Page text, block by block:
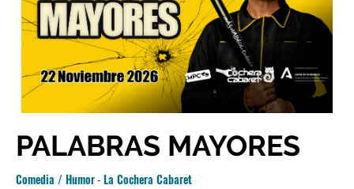
PALABRAS MAYORES
Comedia / Humor-La Cochera Cabaret